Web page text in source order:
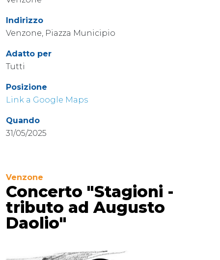
Indirizzo
Venzone, Piazza Municipio
Adatto per
Tutti
Posizione
Link a Google Maps
Quando
31/05/2025
Venzone
Concerto "Stagioni -
tributo ad Augusto
Daolio"